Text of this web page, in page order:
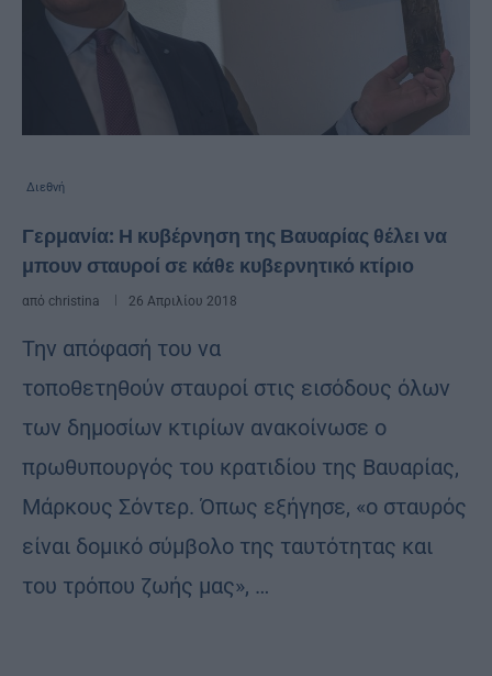
Διεθνή
Γερμανία: Η κυβέρνηση της Βαυαρίας θέλει να
μπουν σταυροί σε κάθε κυβερνητικό κτίριο
από christina 26 Απριλίου 2018
Την απόφασή του να
τοποθετηθούν σταυροί στις εισόδους όλων
των δημοσίων κτιρίων ανακοίνωσε ο
πρωθυπουργός του κρατιδίου της Βαυαρίας,
Μάρκους Σόντερ. Όπως εξήγησε, «ο σταυρός
είναι δομικό σύμβολο της ταυτότητας και
του τρόπου ζωής μας», …